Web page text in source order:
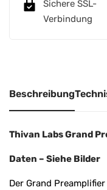
Sichere SSL-
Verbindung
Beschreibung
Thivan Labs Grand
Daten – Siehe Bilder
Der Grand